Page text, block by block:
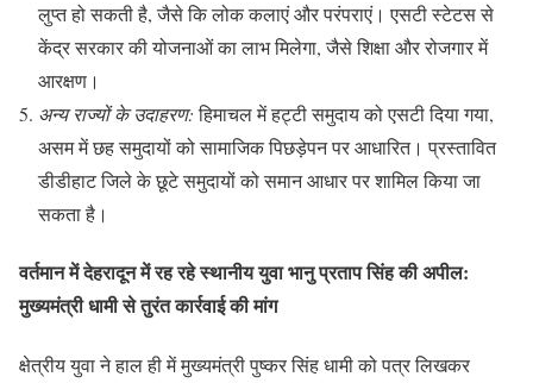
लुप्त हो सकती है, जैसे कि लोक कलाएं और परंपराएं। एसटी स्टेटस से
केंद्र सरकार की योजनाओं का लाभ मिलेगा, जैसे शिक्षा और रोजगार में
आरक्षण।
अन्य राज्यों के उदाहरण:हिमाचल में हट्टी समुदाय को एसटी दिया गया,
असम में छह समुदायों को सामाजिक पिछड़ेपन पर आधारित। प्रस्तावित
डीडीहाट जिले के छूटे समुदायों को समान आधार पर शामिल किया जा
सकता है।
वर्तमान में देहरादून में रह रहे स्थानीय युवा भानु प्रताप सिंह की अपील:
मुख्यमंत्री धामी से तुरंत कार्रवाई की मांग
क्षेत्रीय युवा ने हाल ही में मुख्यमंत्री पुष्कर सिंह धामी को पत्र लिखकर